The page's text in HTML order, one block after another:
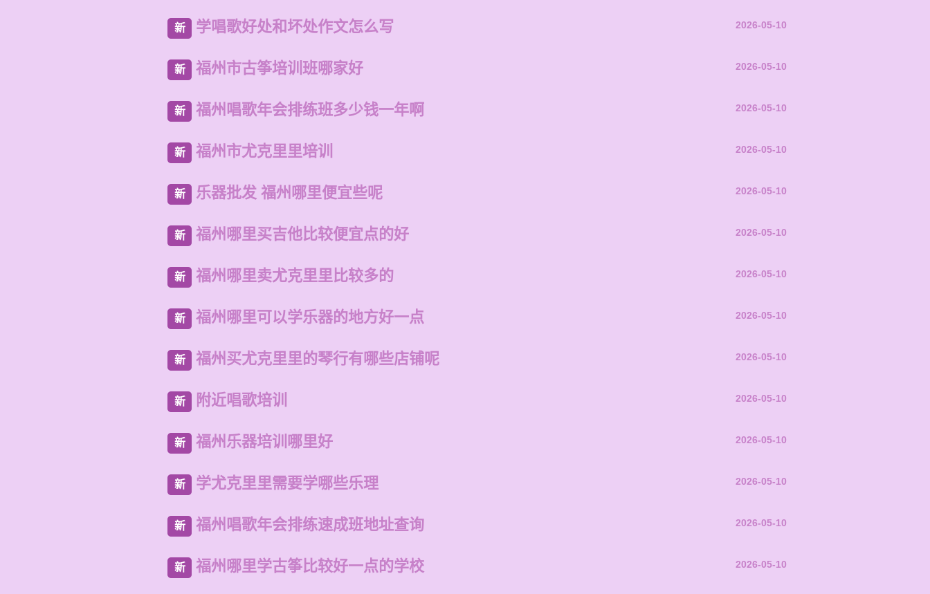
新 学唱歌好处和坏处作文怎么写 2026-05-10
新 福州市古筝培训班哪家好 2026-05-10
新 福州唱歌年会排练班多少钱一年啊 2026-05-10
新 福州市尤克里里培训 2026-05-10
新 乐器批发 福州哪里便宜些呢 2026-05-10
新 福州哪里买吉他比较便宜点的好 2026-05-10
新 福州哪里卖尤克里里比较多的 2026-05-10
新 福州哪里可以学乐器的地方好一点 2026-05-10
新 福州买尤克里里的琴行有哪些店铺呢 2026-05-10
新 附近唱歌培训 2026-05-10
新 福州乐器培训哪里好 2026-05-10
新 学尤克里里需要学哪些乐理 2026-05-10
新 福州唱歌年会排练速成班地址查询 2026-05-10
新 福州哪里学古筝比较好一点的学校 2026-05-10